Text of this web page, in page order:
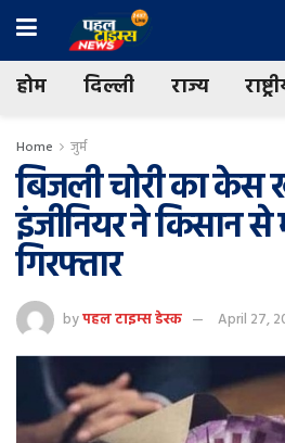
होम दिल्ली राज्य
Home जुर्म
बिजली चोरी का केस
इंजीनियर ने किसान से
गिरफ्तार
byपहल टाइम्स डेस्क April 27,